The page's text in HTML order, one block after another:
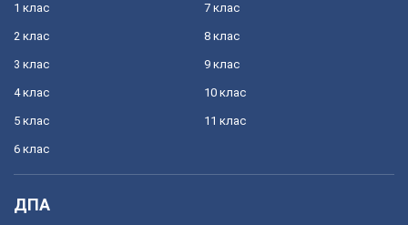
1 клас
2 клас
3 клас
4 клас
5 клас
6 клас
7 клас
8 клас
9 клас
10 клас
11 клас
ДПА